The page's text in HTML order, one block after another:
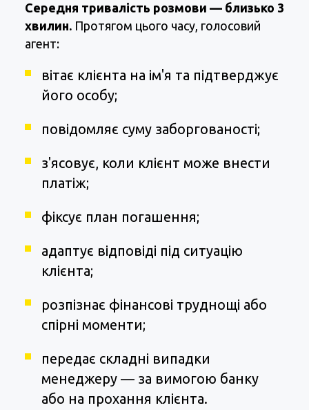
Середня тривалість розмови — близько 3
хвилин. Протягом цього часу, голосовий
агент:
вітає клієнта на ім'я та підтверджує
його особу;
повідомляє суму заборгованості;
з'ясовує, коли клієнт може внести
платіж;
фіксує план погашення;
адаптує відповіді під ситуацію
клієнта;
розпізнає фінансові труднощі або
спірні моменти;
передає складні випадки
менеджеру — за вимогою банку
або на прохання клієнта.